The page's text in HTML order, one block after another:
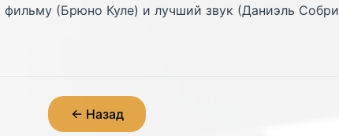
(Брюно Куле) и лучший звук (Даниэль
← Назад